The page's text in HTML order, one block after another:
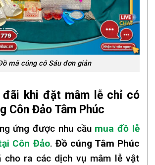
mã cúng cô Sáu đơn giản
đãi khi đặt mâm lễ chỉ có
Côn Đảo Tâm Phúc
ứng được nhu cầu mua đồ lễ
Côn Đảo. Đồ cúng Tâm Phúc
ra các dịch vụ mâm lễ vật